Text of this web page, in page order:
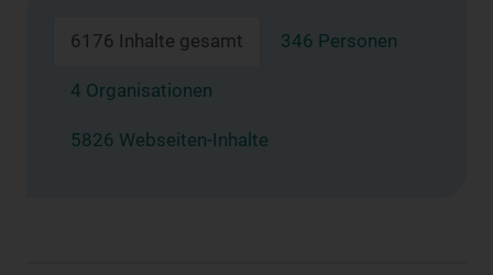
6176 Inhalte gesamt 346 Personen
4 Organisationen
5826 Webseiten-Inhalte